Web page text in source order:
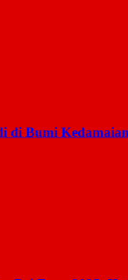
di Bumi